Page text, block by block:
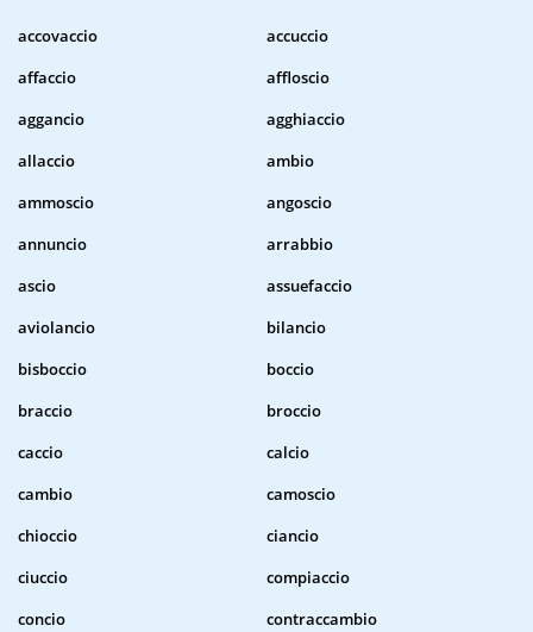
accovaccio
accuccio
affaccio
affloscio
aggancio
agghiaccio
allaccio
ambio
ammoscio
angoscio
annuncio
arrabbio
ascio
assuefaccio
aviolancio
bilancio
bisboccio
boccio
braccio
broccio
caccio
calcio
cambio
camoscio
chioccio
ciancio
ciuccio
compiaccio
concio
contraccambio